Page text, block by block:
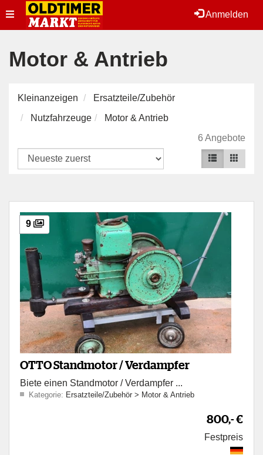
Anmelden
Toggle
Motor & Antrieb
Kleinanzeigen
Ersatzteile/Zubehör
Nutzfahrzeuge
Motor & Antrieb
6 Angebote
9
OTTO Standmotor / Verdampfer
Biete einen Standmotor / Verdampfer ...
Kategorie: Ersatzteile/Zubehör > Motor & Antrieb
800,- €
Festpreis